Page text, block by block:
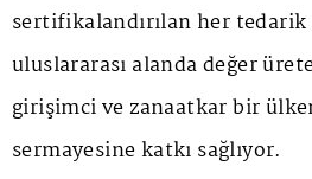
sertifikalandırılan her
uluslararası alanda değer
girişimci ve zanaatkar bir
sermayesine katkı sağlıyor.